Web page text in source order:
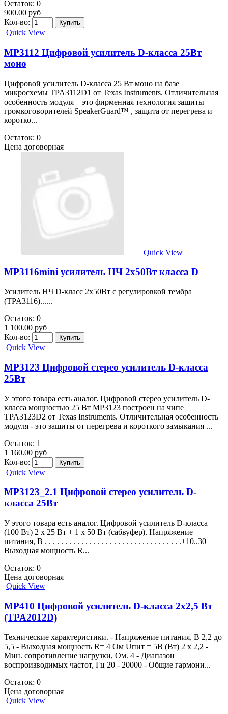
Остаток: 0
900.00 руб
Кол-во:
Quick View
MP3112 Цифровой усилитель D-класса 25Вт
моно
Цифровой усилитель D-класса 25 Вт моно на базе
микросхемы TPA3112D1 от Texas Instruments. Отличительная
особенность модуля – это фирменная технология защиты
громкоговорителей SpeakerGuard™ , защита от перегрева и
коротко...
Остаток: 0
Цена договорная
Quick View
MP3116mini усилитель НЧ 2х50Вт класса D
Усилитель НЧ D-класс 2х50Вт с регулировкой тембра
(TPA3116)......
Остаток: 0
1 100.00 руб
Кол-во:
Quick View
MP3123 Цифровой стерео усилитель D-класса
25Вт
У этого товара есть аналог. Цифровой стерео усилитель D-
класса мощностью 25 Вт MP3123 построен на чипе
TPA3123D2 от Texas Instruments. Отличительная особенность
модуля - это защиты от перегрева и короткого замыкания ...
Остаток: 1
1 160.00 руб
Кол-во:
Quick View
MP3123_2.1 Цифровой стерео усилитель D-
класса 25Вт
У этого товара есть аналог. Цифровой усилитель D-класса
(100 Вт) 2 х 25 Вт + 1 х 50 Вт (сабвуфер). Напряжение
питания, В . . . . . . . . . . . . . . . . . . . . . . . . . . . . . . . . . .+10..30
Выходная мощность R...
Остаток: 0
Цена договорная
Quick View
MP410 Цифровой усилитель D-класса 2х2,5 Вт
(TPA2012D)
Технические характеристики. - Напряжение питания, В 2,2 до
5,5 - Выходная мощность R= 4 Ом Uпит = 5В (Вт) 2 х 2,2 -
Мин. сопротивление нагрузки, Ом. 4 - Диапазон
воспроизводимых частот, Гц 20 - 20000 - Общие гармони...
Остаток: 0
Цена договорная
Quick View